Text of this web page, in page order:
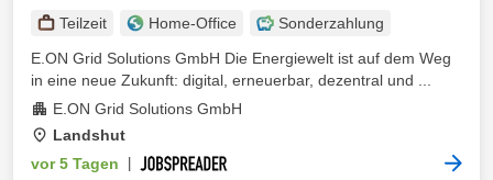
Teilzeit Home-Office
Sonderzahlung
E.ON Grid Solutions GmbH Die Energiewelt ist auf dem Weg
in eine neue Zukunft: digital, erneuerbar, dezentral und ...
E.ON Grid Solutions GmbH
Landshut
vor 5 Tagen